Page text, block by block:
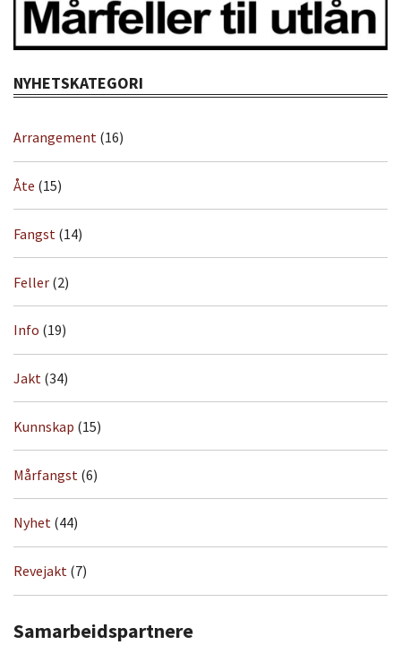
NYHETSKATEGORI
Arrangement (16)
Åte (15)
Fangst (14)
Feller (2)
Info (19)
Jakt (34)
Kunnskap (15)
Mårfangst (6)
Nyhet (44)
Revejakt (7)
Samarbeidspartnere